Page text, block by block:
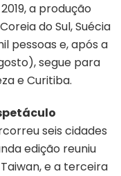
a produção
do Sul, Suécia
pessoas e, após a
segue para
e Curitiba.
seis cidades
edição reuniu
e a terceira